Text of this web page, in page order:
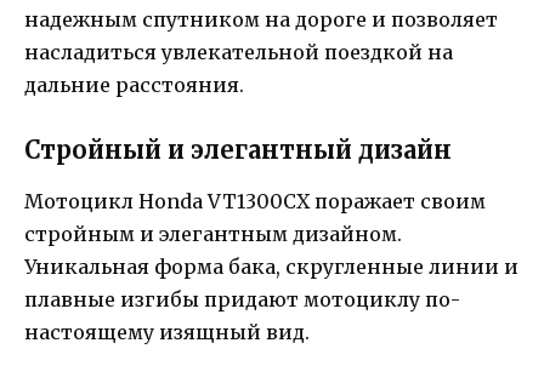
надежным спутником на дороге и позволяет
насладиться увлекательной поездкой на
дальние расстояния.
Стройный и элегантный дизайн
Мотоцикл Honda VT1300CX поражает своим
стройным и элегантным дизайном.
Уникальная форма бака, скругленные линии и
плавные изгибы придают мотоциклу по-
настоящему изящный вид.